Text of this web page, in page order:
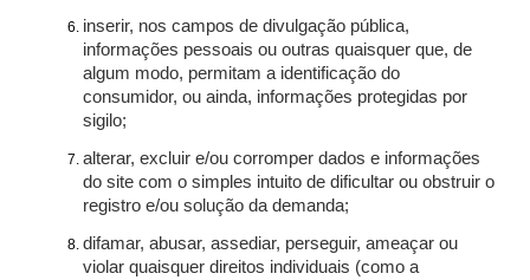
inserir, nos campos de divulgação pública,
informações pessoais ou outras quaisquer que, de
algum modo, permitam a identificação do
consumidor, ou ainda, informações protegidas por
sigilo;
alterar, excluir e/ou corromper dados e informações
do site com o simples intuito de dificultar ou obstruir o
registro e/ou solução da demanda;
difamar, abusar, assediar, perseguir, ameaçar ou
violar quaisquer direitos individuais (como a